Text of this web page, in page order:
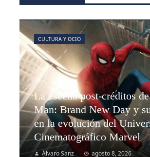
La escena post-créditos
Man: Brand New Day y
en la evolución del
Cinematográfico Marvel
Álvaro Sanz agosto 8, 2026
CULTURA Y OCIO